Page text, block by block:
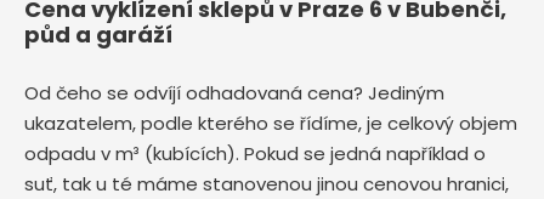
Cena vyklízení sklepů v Praze 6 v Bubenči,
půd a garáží
Od čeho se odvíjí odhadovaná cena? Jediným
ukazatelem, podle kterého se řídíme, je celkový objem
odpadu v m³ (kubících). Pokud se jedná například o
suť, tak u té máme stanovenou jinou cenovou hranici,